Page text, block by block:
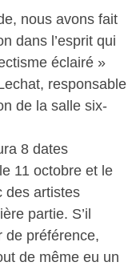
nous avons fait
dans l’esprit qui
éclairé »
responsable
de la salle six-
8 dates
11 octobre et le
des artistes
partie. S’il
de préférence,
de même eu un